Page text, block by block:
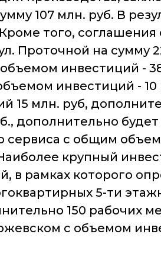
107 млн. руб. В
того,
Проточной на сумму
инвестиций -
инвестиций - 10
млн. руб,
дополнительно
с общим
крупный
рамках которого
5-ти
150 рабочих
с объемом